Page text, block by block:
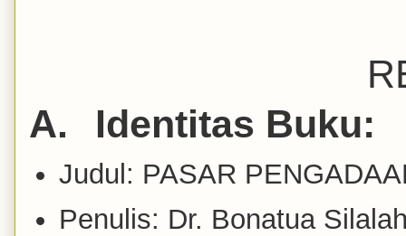
A.
Identitas Buku:
Judul: PASAR
Penulis: Dr. Bonatua